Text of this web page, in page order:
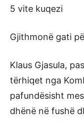
5 vite kuqezi
Gjithmonë gati
Klaus Gjasula,
tërhiqet nga
pafundësisht
dhënë në fushë